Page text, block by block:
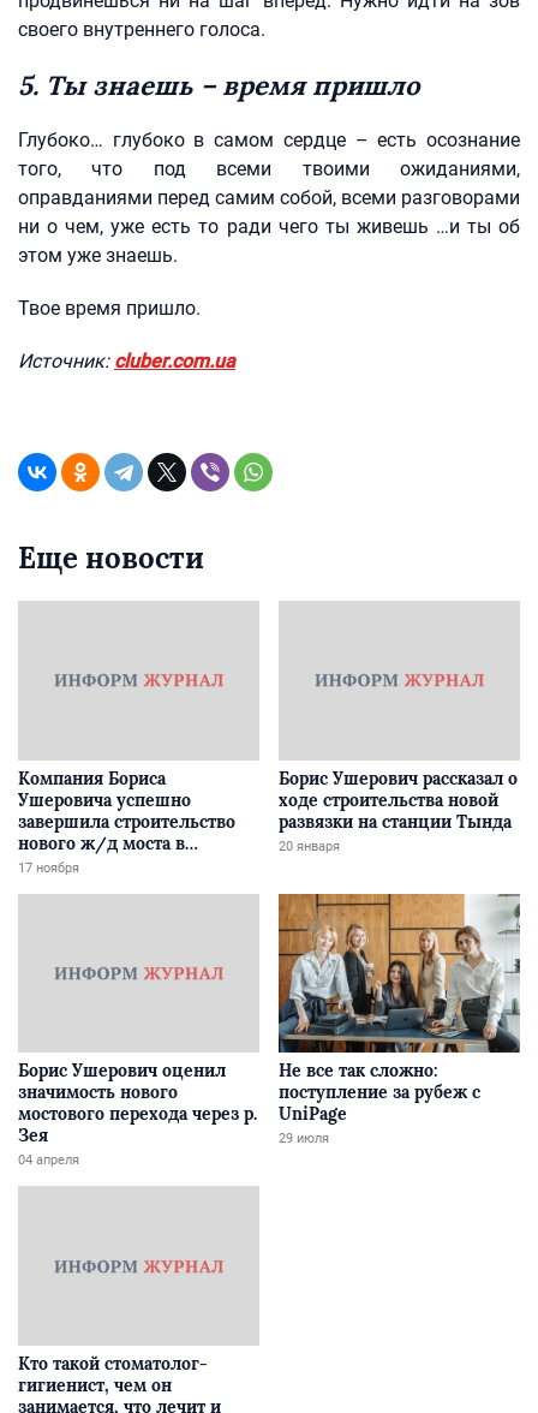
своего внутреннего голоса.
5. Ты знаешь – время пришло
Глубоко… глубоко в самом сердце – есть осознание
того, что под всеми твоими ожиданиями,
оправданиями перед самим собой, всеми разговорами
ни о чем, уже есть то ради чего ты живешь …и ты об
этом уже знаешь.
Твое время пришло.
Источник: cluber.com.ua
Еще новости
Компания Бориса
Ушеровича успешно
завершила строительство
нового ж/д моста в
Забайкалье
17 ноября
Борис Ушерович рассказал о
ходе строительства новой
развязки на станции Тында
20 января
Борис Ушерович оценил
значимость нового
мостового перехода через р.
Зея
04 апреля
Не все так сложно:
поступление за рубеж с
UniPage
29 июля
Кто такой стоматолог-
гигиенист, чем он
занимается, что лечит и